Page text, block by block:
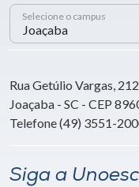
Selecione o campus
Rua Getúlio Vargas,
Joaçaba - SC - CEP
Telefone (49) 3551-
Siga a Unoesc